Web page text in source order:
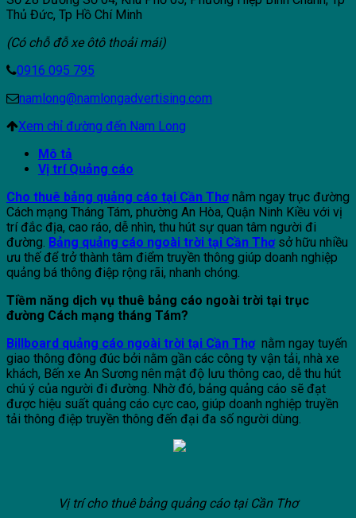
Thủ Đức, Tp Hồ Chí Minh
(Có chỗ đỗ xe ôtô thoải mái)
0916 095 795
namlong@namlongadvertising.com
Xem chỉ đường đến Nam Long
Mô tả
Vị trí Quảng cáo
Cho thuê bảng quảng cáo tại Cần Thơnằm ngay trục đường
Cách mạng Tháng Tám, phường An Hòa, Quận Ninh Kiều với vị
trí đắc địa, cao ráo, dễ nhìn, thu hút sự quan tâm người đi
đường. Bảng quảng cáo ngoài trời tại Cần Thơsở hữu nhiều
ưu thế để trở thành tâm điểm truyền thông giúp doanh nghiệp
quảng bá thông điệp rộng rãi, nhanh chóng.
Tiềm năng dịch vụ thuê bảng cáo ngoài trời tại trục
đường Cách mạng tháng Tám?
Billboard quảng cáo ngoài trời tại Cần Thơnằm ngay tuyến
giao thông đông đúc bởi nằm gần các công ty vận tải, nhà xe
khách, Bến xe An Sương nên mật độ lưu thông cao, dễ thu hút
chú ý của người đi đường. Nhờ đó, bảng quảng cáo sẽ đạt
được hiệu suất quảng cáo cực cao, giúp doanh nghiệp truyền
tải thông điệp truyền thông đến đại đa số người dùng.
Vị trí cho thuê bảng quảng cáo tại Cần Thơ